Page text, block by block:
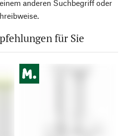
anderen Suchbegriff oder
für Sie